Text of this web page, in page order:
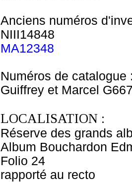
Anciens numéros
NIII14848
MA12348
Numéros de catalogue
Guiffrey et Marcel
LOCALISATION :
Réserve des grands
Album Bouchardon
Folio 24
rapporté au recto